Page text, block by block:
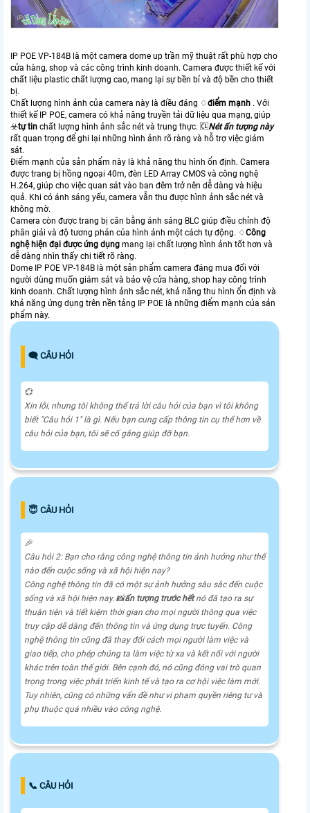
IP POE VP-184B là một camera dome up trần mỹ thuật rất phù hợp cho
cửa hàng, shop và các công trình kinh doanh. Camera được thiết kế với
chất liệu plastic chất lượng cao, mang lại sự bền bỉ và độ bền cho thiết
bị.
Chất lượng hình ảnh của camera này là điều đáng ♢điểm mạnh . Với
thiết kế IP POE, camera có khả năng truyền tải dữ liệu qua mạng, giúp
☣️tự tin chất lượng hình ảnh sắc nét và trung thực. 🆑Nét ấn tượng này
rất quan trọng để ghi lại những hình ảnh rõ ràng và hỗ trợ việc giám
sát.
Điểm mạnh của sản phẩm này là khả năng thu hình ổn định. Camera
được trang bị hồng ngoại 40m, đèn LED Array CMOS và công nghệ
H.264, giúp cho việc quan sát vào ban đêm trở nên dễ dàng và hiệu
quả. Khi có ánh sáng yếu, camera vẫn thu được hình ảnh sắc nét và
không mờ.
Camera còn được trang bị cân bằng ánh sáng BLC giúp điều chỉnh độ
phân giải và độ tương phản của hình ảnh một cách tự động. ♢Công
nghệ hiện đại được ứng dụng mang lại chất lượng hình ảnh tốt hơn và
dễ dàng nhìn thấy chi tiết rõ ràng.
Dome IP POE VP-184B là một sản phẩm camera đáng mua đối với
người dùng muốn giám sát và bảo vệ cửa hàng, shop hay công trình
kinh doanh. Chất lượng hình ảnh sắc nét, khả năng thu hình ổn định và
khả năng ứng dụng trên nền tảng IP POE là những điểm mạnh của sản
phẩm này.
🗨️ CÂU HỎI
💞
Xin lỗi, nhưng tôi không thể trả lời câu hỏi của bạn vì tôi không
biết "Câu hỏi 1" là gì. Nếu bạn cung cấp thông tin cụ thể hơn về
câu hỏi của bạn, tôi sẽ cố gắng giúp đỡ bạn.
😇 CÂU HỎI
️🎉
Câu hỏi 2: Bạn cho rằng công nghệ thông tin ảnh hưởng như thế
nào đến cuộc sống và xã hội hiện nay?
Công nghệ thông tin đã có một sự ảnh hưởng sâu sắc đến cuộc
sống và xã hội hiện nay. 📸ấn tượng trước hếtnó đã tạo ra sự
thuận tiện và tiết kiệm thời gian cho mọi người thông qua việc
truy cập dễ dàng đến thông tin và ứng dụng trực tuyến. Công
nghệ thông tin cũng đã thay đổi cách mọi người làm việc và
giao tiếp, cho phép chúng ta làm việc từ xa và kết nối với người
khác trên toàn thế giới. Bên cạnh đó, nó cũng đóng vai trò quan
trọng trong việc phát triển kinh tế và tạo ra cơ hội việc làm mới.
Tuy nhiên, cũng có những vấn đề như vi phạm quyền riêng tư và
phụ thuộc quá nhiều vào công nghệ.
📞 CÂU HỎI